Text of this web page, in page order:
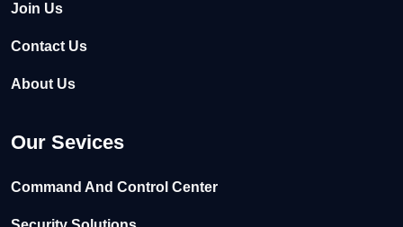
Join Us
Contact Us
About Us
Our Sevices
Command And Control Center